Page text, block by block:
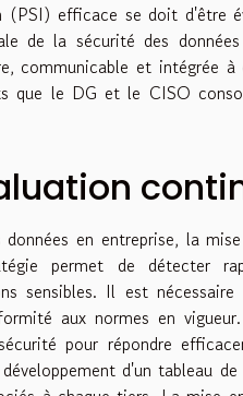
efficace se doit d'être
de la sécurité des
communicable et intégrée
que le DG et le CISO
en entreprise, la
permet de détecter
sensibles. Il est
aux normes en
pour répondre
d'un tableau